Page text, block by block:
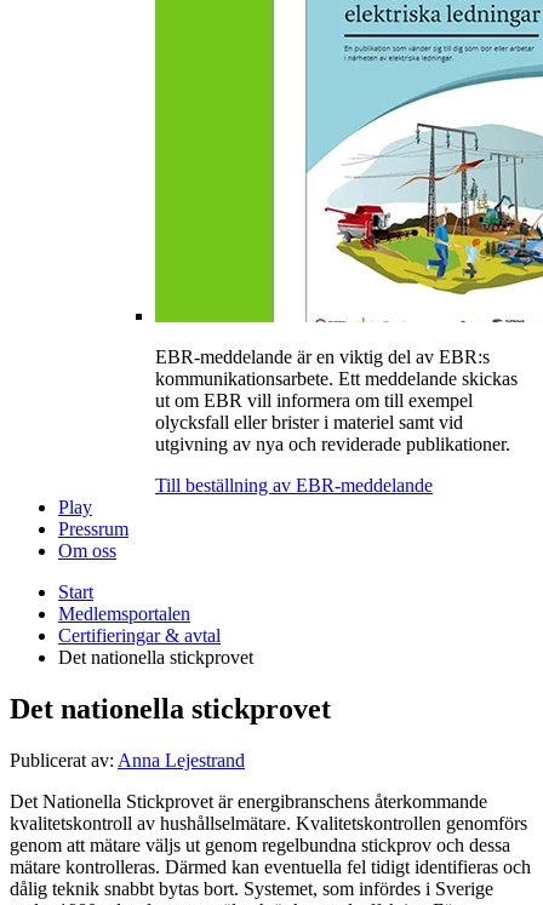
EBR-meddelande är en viktig del av EBR:s
kommunikationsarbete. Ett meddelande skickas
ut om EBR vill informera om till exempel
olycksfall eller brister i materiel samt vid
utgivning av nya och reviderade publikationer.
Till beställning av EBR-meddelande
Play
Pressrum
Om oss
Start
Medlemsportalen
Certifieringar & avtal
Det nationella stickprovet
Det nationella stickprovet
Publicerat av: Anna Lejestrand
Det Nationella Stickprovet är energibranschens återkommande
kvalitetskontroll av hushållselmätare. Kvalitetskontrollen genomförs
genom att mätare väljs ut genom regelbundna stickprov och dessa
mätare kontrolleras. Därmed kan eventuella fel tidigt identifieras och
dålig teknik snabbt bytas bort. Systemet, som infördes i Sverige